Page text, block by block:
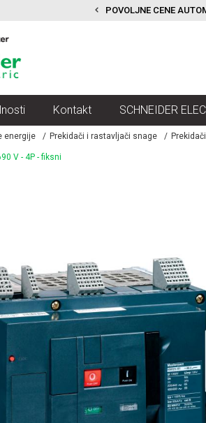
I UTICNICA POVOLJNE CENE
Kontakt SCHNEIDER
energije Prekidači i rastavljači snage
V - 4P - fiksni